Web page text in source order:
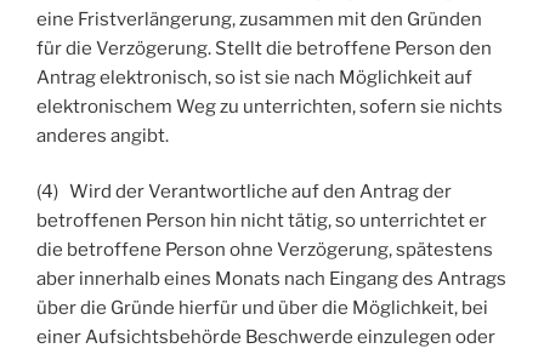
eine Fristverlängerung, zusammen mit den Gründen
für die Verzögerung. Stellt die betroffene Person den
Antrag elektronisch, so ist sie nach Möglichkeit auf
elektronischem Weg zu unterrichten, sofern sie nichts
anderes angibt.
(4) Wird der Verantwortliche auf den Antrag der
betroffenen Person hin nicht tätig, so unterrichtet er
die betroffene Person ohne Verzögerung, spätestens
aber innerhalb eines Monats nach Eingang des Antrags
über die Gründe hierfür und über die Möglichkeit, bei
einer Aufsichtsbehörde Beschwerde einzulegen oder